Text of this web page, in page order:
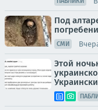
Под
СМИ
Этой